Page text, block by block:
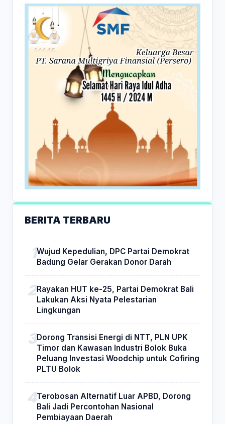
BERITA TERBARU
Wujud Kepedulian, DPC Partai Demokrat
Badung Gelar Gerakan Donor Darah
Rayakan HUT ke-25, Partai Demokrat Bali
Lakukan Aksi Nyata Pelestarian
Lingkungan
Dorong Transisi Energi di NTT, PLN UPK
Timor dan Kawasan Industri Bolok Buka
Peluang Investasi Woodchip untuk Cofiring
PLTU Bolok
Terobosan Alternatif Luar APBD, Dorong
Bali Jadi Percontohan Nasional
Pembiayaan Daerah